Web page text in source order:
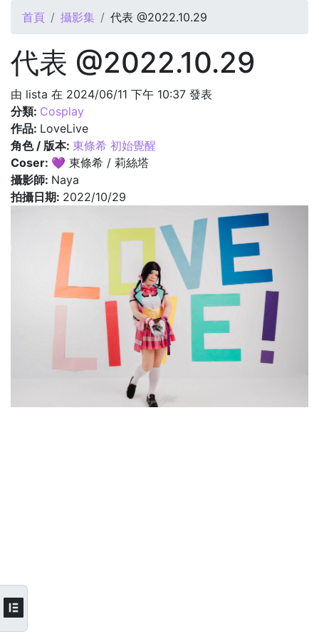
您在這裡
首頁 攝影集 代表 @2022.10.29
代表 @2022.10.29
由 lista 在 2024/06/11 下午 10:37 發表
分類: Cosplay
作品: LoveLive
角色 / 版本: 東條希 初始覺醒
Coser: 💜 東條希 / 莉絲塔
攝影師: Naya
拍攝日期: 2022/10/29